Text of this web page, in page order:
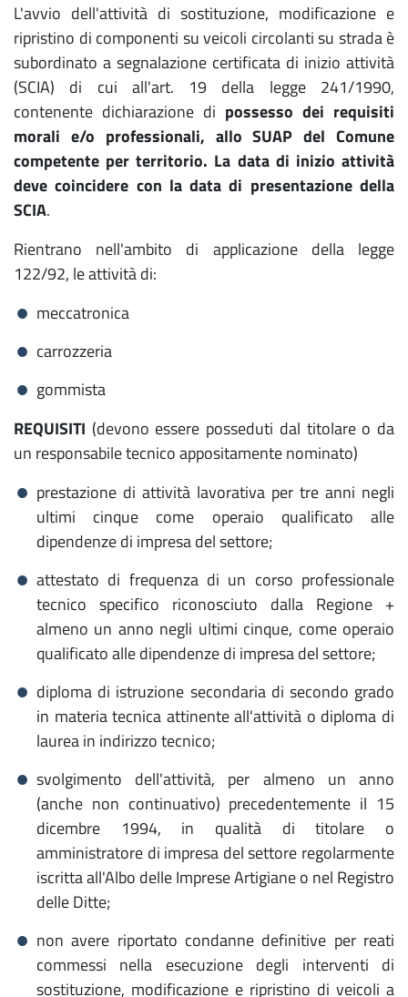
L'avvio dell'attività di sostituzione, modificazione e
ripristino di componenti su veicoli circolanti su strada è
subordinato a segnalazione certificata di inizio attività
(SCIA) di cui all'art. 19 della legge 241/1990,
contenente dichiarazione di possesso dei requisiti
morali e/o professionali, allo SUAP del Comune
competente per territorio. La data di inizio attività
deve coincidere con la data di presentazione della
SCIA.
Rientrano nell'ambito di applicazione della legge
122/92, le attività di:
meccatronica
carrozzeria
gommista
REQUISITI (devono essere posseduti dal titolare o da
un responsabile tecnico appositamente nominato)
prestazione di attività lavorativa per tre anni negli
ultimi cinque come operaio qualificato alle
dipendenze di impresa del settore;
attestato di frequenza di un corso professionale
tecnico specifico riconosciuto dalla Regione +
almeno un anno negli ultimi cinque, come operaio
qualificato alle dipendenze di impresa del settore;
diploma di istruzione secondaria di secondo grado
in materia tecnica attinente all'attività o diploma di
laurea in indirizzo tecnico;
svolgimento dell'attività, per almeno un anno
(anche non continuativo) precedentemente il 15
dicembre 1994, in qualità di titolare o
amministratore di impresa del settore regolarmente
iscritta all'Albo delle Imprese Artigiane o nel Registro
delle Ditte;
non avere riportato condanne definitive per reati
commessi nella esecuzione degli interventi di
sostituzione, modificazione e ripristino di veicoli a